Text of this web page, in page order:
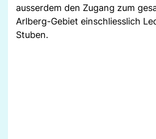
ausserdem den Zugang zum
Arlberg-Gebiet einschliesslich
Stuben.